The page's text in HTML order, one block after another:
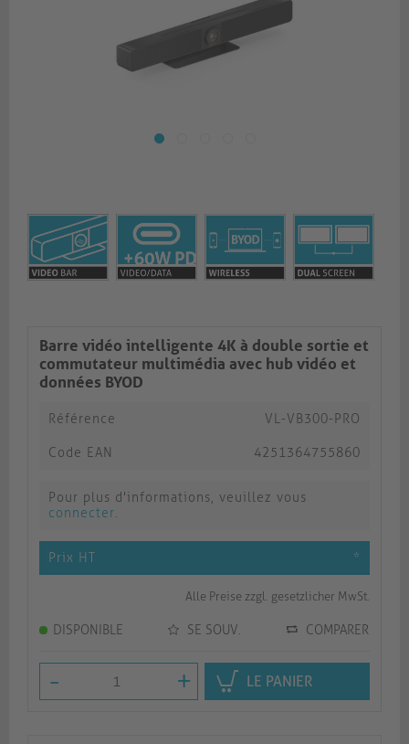
Barre vidéo intelligente 4K à double sortie et
commutateur multimédia avec hub vidéo et
données BYOD
Référence VL-VB300-PRO
Code EAN 4251364755860
Pour plus d'informations, veuillez vous
connecter.
Prix HT *
Alle Preise zzgl. gesetzlicher MwSt.
DISPONIBLE SE SOUV. COMPARER
- + LE PANIER